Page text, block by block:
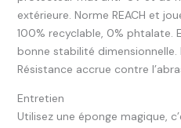
extérieure. Norme REACH et
100% recyclable, 0% phtalate.
bonne stabilité dimensionnelle.
Résistance accrue contre
Entretien
Utilisez une éponge magique,